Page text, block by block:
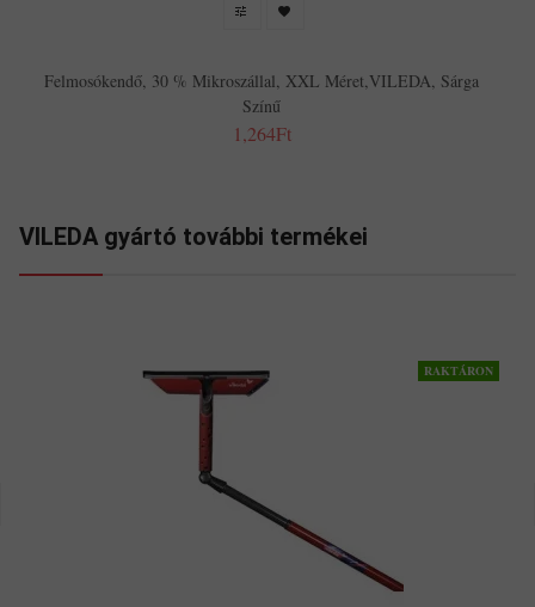
Felmosókendő, 30 % Mikroszállal, XXL Méret,VILEDA, Sárga
Színű
1,264Ft
VILEDA gyártó további termékei
RAKTÁRON